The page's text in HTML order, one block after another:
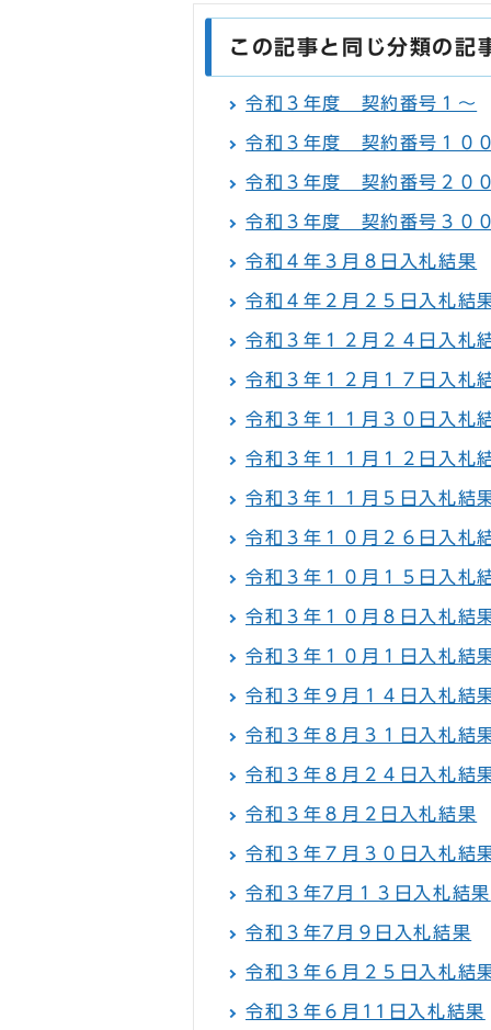
この記事と同じ分類の記
令和３年度 契約番号１～
令和３年度 契約番号１０
令和３年度 契約番号２０
令和３年度 契約番号３０
令和４年３月８日入札結果
令和４年２月２５日入札結
令和３年１２月２４日入札
令和３年１２月１７日入札
令和３年１１月３０日入札
令和３年１１月１２日入札
令和３年１１月５日入札結
令和３年１０月２６日入札
令和３年１０月１５日入札
令和３年１０月８日入札結
令和３年１０月１日入札結
令和３年９月１４日入札結
令和３年８月３１日入札結
令和３年８月２４日入札結
令和３年８月２日入札結果
令和３年７月３０日入札結
令和３年7月１３日入札結果
令和３年7月９日入札結果
令和３年６月２５日入札結
令和３年６月11日入札結果